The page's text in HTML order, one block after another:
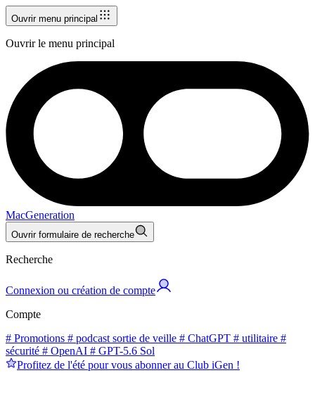
Ouvrir menu principal
Ouvrir le menu principal
MacGeneration
Ouvrir formulaire de recherche
Recherche
Connexion ou création de compte
Compte
# Promotions # podcast sortie de veille # ChatGPT # utilitaire #
sécurité # OpenAI # GPT-5.6 Sol
Profitez de l'été pour vous abonner au Club iGen !